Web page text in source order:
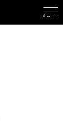
メニュー